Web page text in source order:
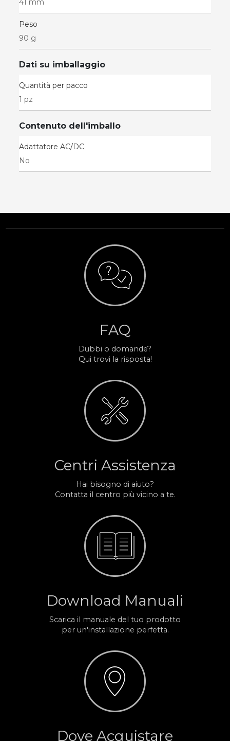
41 mm
Peso
90 g
Dati su imballaggio
Quantità per pacco
1 pz
Contenuto dell'imballo
Adattatore AC/DC
No
FAQ
Dubbi o domande?
Qui trovi la risposta!
Centri Assistenza
Hai bisogno di aiuto?
Contatta il centro più vicino a te.
Download Manuali
Scarica il manuale del tuo prodotto
per un'installazione perfetta.
Dove Acquistare